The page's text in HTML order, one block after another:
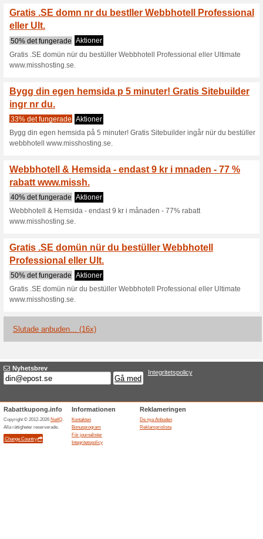
Kampanj: 81 %
endast 1
100% det fungerade
mån!Redaktören tipsar:Bygg
dessutom GRATIS sitebuilder.
Erbjudande: 82 %
endast 9
100% det fungerade
Erbjudande: 82 % rabatt på
Ingen rabattkod behövs.